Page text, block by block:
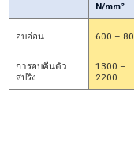
N/mm²
อบอ่อน 600 –
การอบคืนตัว
สปริง
1300 –
2200